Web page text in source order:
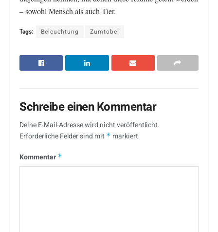
– sowohl Mensch als auch Tier.
Tags: Beleuchtung Zumtobel
Schreibe einen Kommentar
Deine E-Mail-Adresse wird nicht veröffentlicht.
Erforderliche Felder sind mit * markiert
Kommentar *